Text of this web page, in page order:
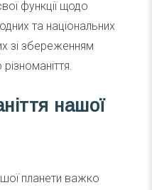
функції щодо
та національних
зі збереженням
нашої
планети важко